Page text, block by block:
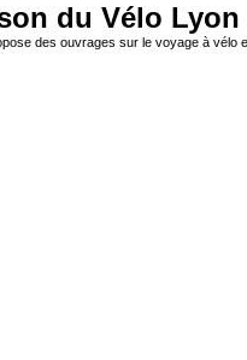
du Vélo Lyon
des ouvrages sur le voyage à